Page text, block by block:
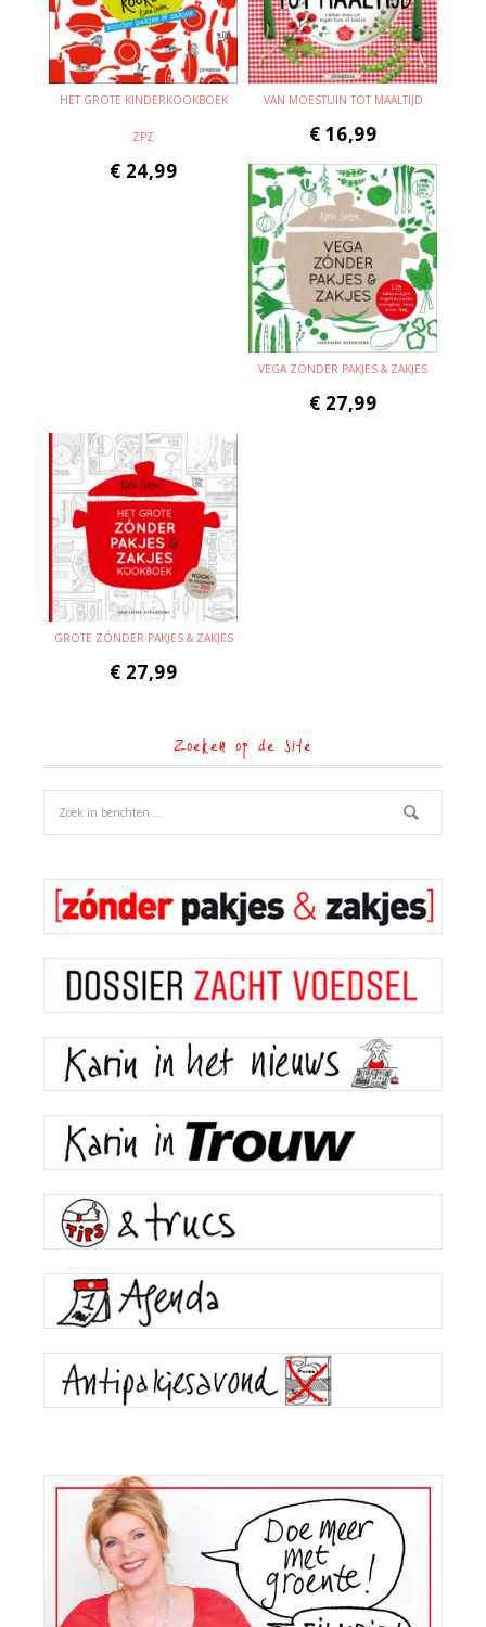
HET GROTE KINDERKOOKBOEK
ZPZ
€ 24,99
VAN MOESTUIN TOT MAALTIJD
€ 16,99
VEGA ZÓNDER PAKJES & ZAKJES
€ 27,99
GROTE ZÓNDER PAKJES & ZAKJES
€ 27,99
Zoeken op de site